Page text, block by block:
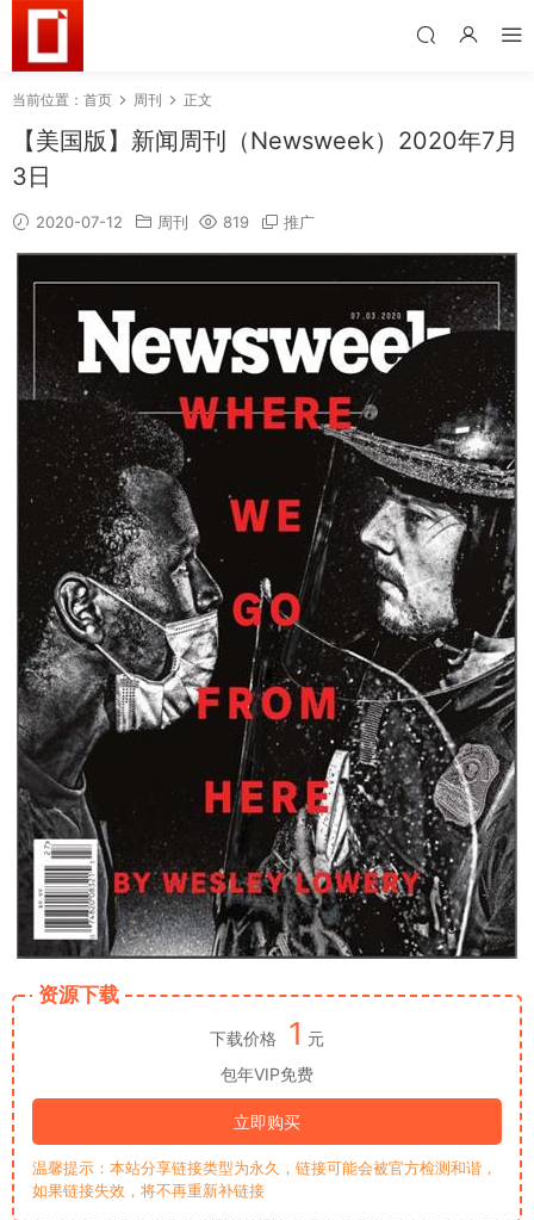
当前位置： 首页 周刊 正文
【美国版】新闻周刊（Newsweek）2020年7月
3日
2020-07-12 周刊 819 推广
资源下载
下载价格 1 元
包年VIP免费
立即购买
温馨提示：本站分享链接类型为永久，链接可能会被官方检测和谐，
如果链接失效，将不再重新补链接